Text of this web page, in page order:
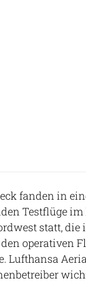
fanden in
Testflüge im
statt, die
operativen
Lufthansa